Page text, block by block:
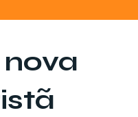
Educação